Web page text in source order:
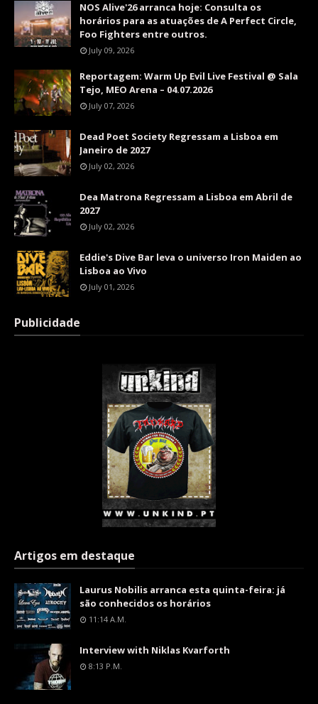
NOS Alive'26 arranca hoje: Consulta os
horários para as atuações de A Perfect Circle,
Foo Fighters entre outros.
July 09, 2026
Reportagem: Warm Up Evil Live Festival @ Sala
Tejo, MEO Arena – 04.07.2026
July 07, 2026
Dead Poet Society Regressam a Lisboa em
Janeiro de 2027
July 02, 2026
Dea Matrona Regressam a Lisboa em Abril de
2027
July 02, 2026
Eddie's Dive Bar leva o universo Iron Maiden ao
Lisboa ao Vivo
July 01, 2026
Publicidade
Artigos em destaque
Laurus Nobilis arranca esta quinta-feira: já
são conhecidos os horários
11:14 A.m.
Interview with Niklas Kvarforth
8:13 P.m.